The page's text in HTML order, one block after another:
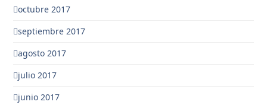
octubre 2017
septiembre 2017
agosto 2017
julio 2017
junio 2017